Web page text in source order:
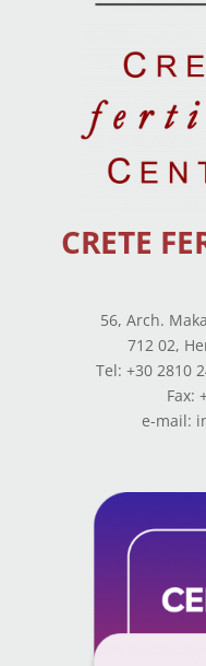
CRETE
56, Arch.
712 02,
Tel: +30 2810
Fax:
e-mail: